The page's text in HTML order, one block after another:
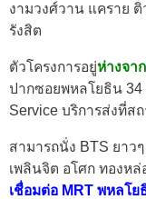
งามวงศ์วาน แคราย
รังสิต
ตัวโครงการอยู่ห่างจา
ปากซอยพหลโยธิน 34
Service บริการส่งที่ส
สามารถนั่ง BTS ยาว
เพลินจิต อโศก ทองหล่
เชื่อมต่อ MRT พหลโ